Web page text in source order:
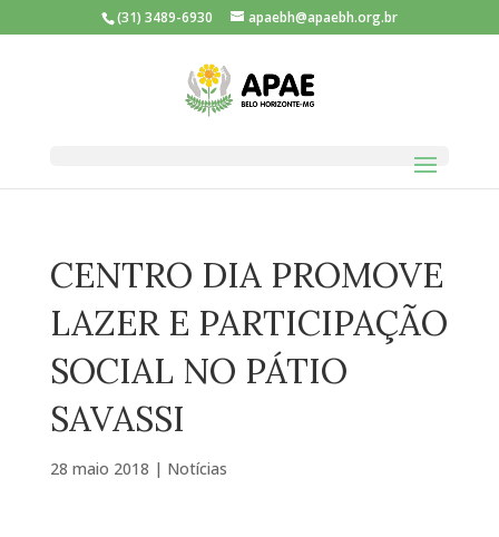
(31) 3489-6930 apaebh@apaebh.org.br
CENTRO DIA PROMOVE
LAZER E PARTICIPAÇÃO
SOCIAL NO PÁTIO
SAVASSI
28 maio 2018 | Notícias